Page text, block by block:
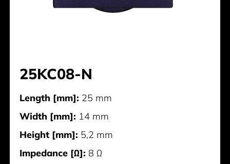
25KC08-N
Length [mm]: 25 mm
Width [mm]: 14 mm
Height [mm]: 5,2 mm
Impedance [Ω]: 8 Ω